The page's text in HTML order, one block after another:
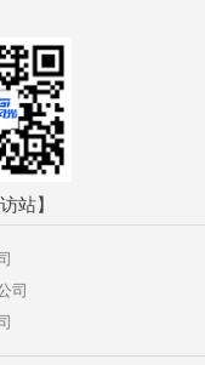
站】
司